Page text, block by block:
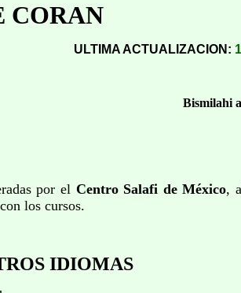
CORAN
ULTIMA ACTUALIZACION:
Bismilahi
por el Centro Salafi de México,
los cursos.
IDIOMAS